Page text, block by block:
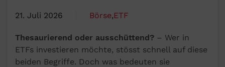
21. Juli 2026 Börse,ETF
Thesaurierend oder ausschüttend? – Wer in
ETFs investieren möchte, stösst schnell auf diese
beiden Begriffe. Doch was bedeuten sie